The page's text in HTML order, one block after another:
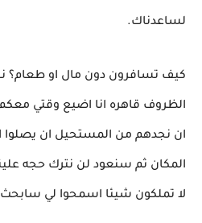
لساعدناك.
كيف تسافرون دون مال او
الظروف قاهره انا اضيع وقتي معكم
ان نجدهم من المستحيل ان
المكان ثم سنعود لن نترك حجه
لا تملكون شيئا اسمحوا لي